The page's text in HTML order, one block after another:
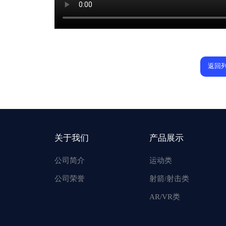
返回
关于我们
公司简介
公司荣誉
产品展示
运动类
射箭/射击类
AR/VR类